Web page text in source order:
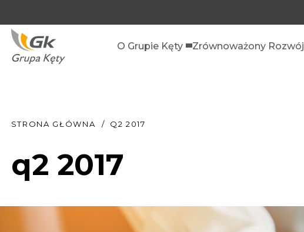
O Grupie Kęty Zrównoważony Rozwój
STRONA GŁÓWNA Q2 2017
q2 2017